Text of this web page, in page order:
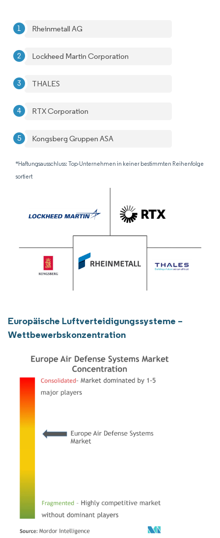
Rheinmetall AG
Lockheed Martin Corporation
THALES
RTX Corporation
Kongsberg Gruppen ASA
*Haftungsausschluss: Top-Unternehmen in keiner bestimmten Reihenfolge
sortiert
Europäische Luftverteidigungssysteme –
Wettbewerbskonzentration